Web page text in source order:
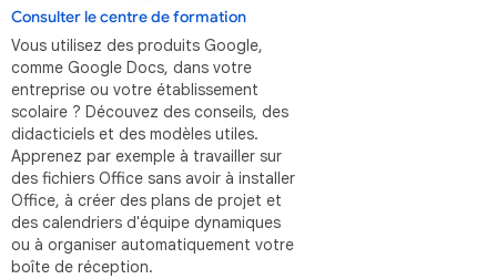
Consulter le centre de formation
Vous utilisez des produits Google,
comme Google Docs, dans votre
entreprise ou votre établissement
scolaire ? Découvez des conseils, des
didacticiels et des modèles utiles.
Apprenez par exemple à travailler sur
des fichiers Office sans avoir à installer
Office, à créer des plans de projet et
des calendriers d'équipe dynamiques
ou à organiser automatiquement votre
boîte de réception.